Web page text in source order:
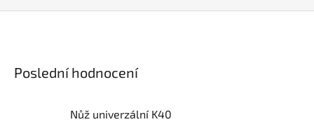
Poslední hodnocení
Nůž univerzální K40